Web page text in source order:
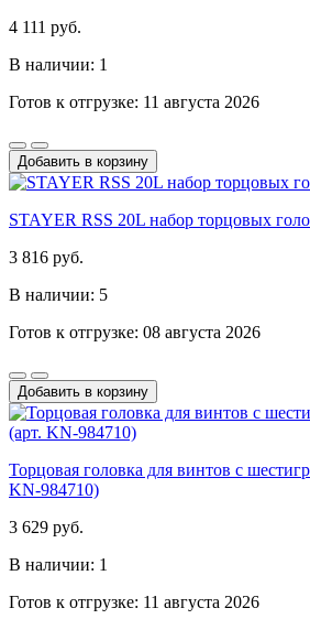
4 111 руб.
В наличии: 1
Готов к отгрузке: 11 августа 2026
Добавить в корзину
STAYER RSS 20L набор торцовых
3 816 руб.
В наличии: 5
Готов к отгрузке: 08 августа 2026
Добавить в корзину
Торцовая головка для винтов с
KN-984710)
3 629 руб.
В наличии: 1
Готов к отгрузке: 11 августа 2026